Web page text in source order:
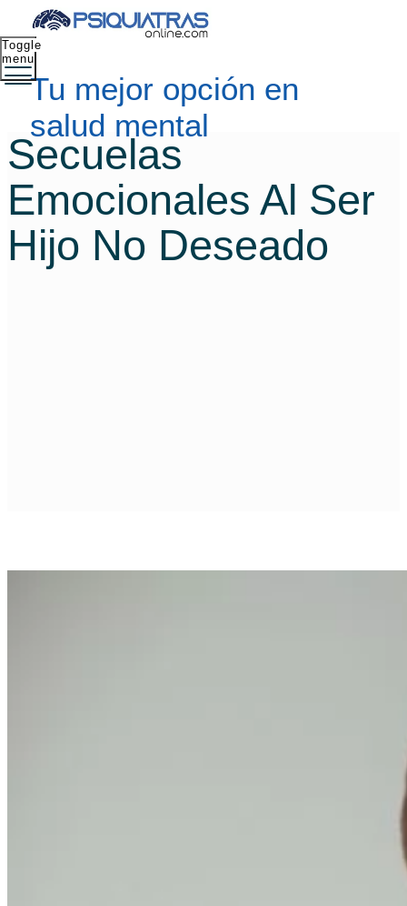
Tu mejor opción en
salud mental
Toggle
menu
Secuelas
Emocionales Al Ser
Hijo No Deseado